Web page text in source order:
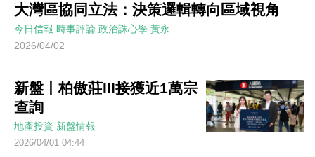
大灣區協同立法：決策邏輯轉向區域視角
今日信報 時事評論 政治誅心學 黃永
2026/04/02
新盤丨柏傲莊III接獲近1萬宗
查詢
地產投資 新盤情報
2026/04/01 04:44